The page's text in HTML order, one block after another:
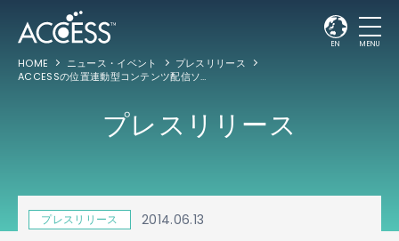
EN MENU
HOME ニュース・イベント
プレスリリース
ACCESSの位置連動型コンテンツ配信ソリューション「ACCESS
プレスリリース
プレスリリース 2014.06.13